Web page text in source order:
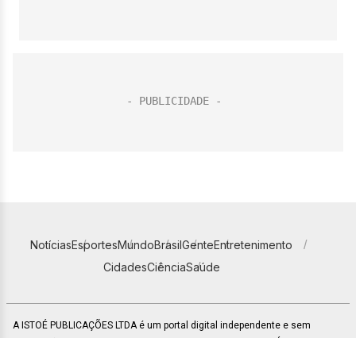
NotíciasEsportesMundoBrasilGenteEntretenimento
CidadesCiênciaSaúde
A ISTOÉ PUBLICAÇÕES LTDA é um portal digital independente e sem